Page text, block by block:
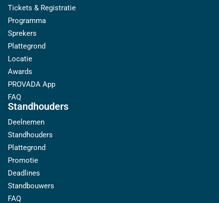
Tickets & Registratie
Programma
Sprekers
Plattegrond
Locatie
Awards
PROVADA App
FAQ
Standhouders
Deelnemen
Standhouders
Plattegrond
Promotie
Deadlines
Standbouwers
FAQ